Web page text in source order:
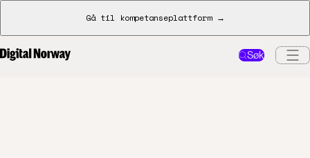
Gå til kompetanseplattform →
Søk